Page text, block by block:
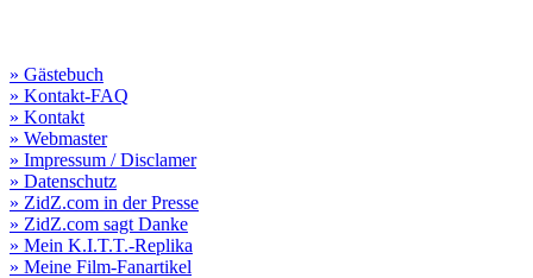
» Gästebuch
» Kontakt-FAQ
» Kontakt
» Webmaster
» Impressum / Disclamer
» Datenschutz
» ZidZ.com in der Presse
» ZidZ.com sagt Danke
» Mein K.I.T.T.-Replika
» Meine Film-Fanartikel